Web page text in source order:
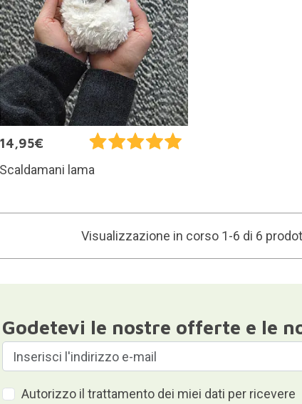
14,95€
Scaldamani lama
Visualizzazione in corso 1-6 di 6
Godetevi le nostre offerte e le
Autorizzo il trattamento dei miei dati per ricevere